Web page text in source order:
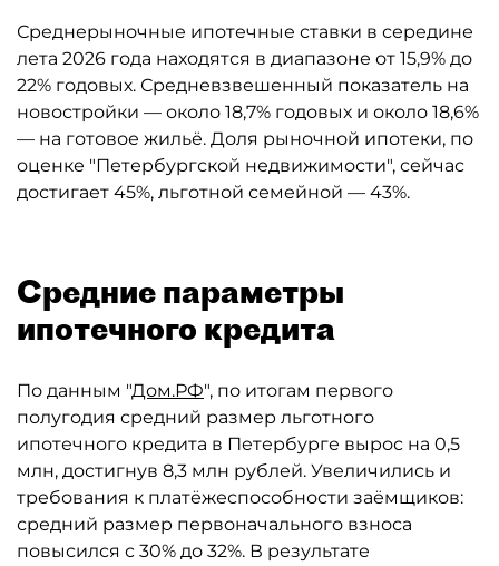
Среднерыночные ипотечные ставки в середине
лета 2026 года находятся в диапазоне от 15,9% до
22% годовых. Средневзвешенный показатель на
новостройки — около 18,7% годовых и около 18,6%
— на готовое жильё. Доля рыночной ипотеки, по
оценке "Петербургской недвижимости", сейчас
достигает 45%, льготной семейной — 43%.
Средние параметры
ипотечного кредита
По данным "Дом.РФ", по итогам первого
полугодия средний размер льготного
ипотечного кредита в Петербурге вырос на 0,5
млн, достигнув 8,3 млн рублей. Увеличились и
требования к платёжеспособности заёмщиков:
средний размер первоначального взноса
повысился с 30% до 32%. В результате